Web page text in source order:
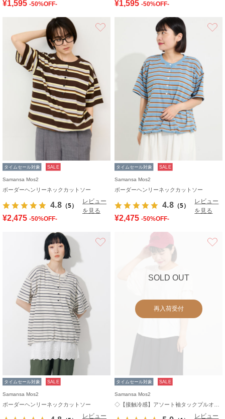
¥1,595 -50%OFF-
¥1,595 -50%OFF-
タイムセール対象 SALE
Samansa Mos2
ボーダーヘンリーネックカットソー
4.8 （5）
レビュー
を見る
¥2,475 -50%OFF-
タイムセール対象 SALE
Samansa Mos2
ボーダーヘンリーネックカットソー
4.8 （5）
レビュー
を見る
¥2,475 -50%OFF-
タイムセール対象 SALE
Samansa Mos2
ボーダーヘンリーネックカットソー
レビュー
SOLD OUT
再入荷受付
タイムセール対象 SALE
Samansa Mos2
レビュー